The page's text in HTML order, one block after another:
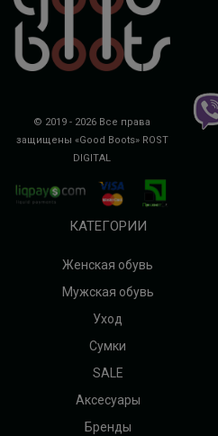
© 2019 - 2026 Все права
защищены «Good Boots» ROST
DIGITAL
КАТЕГОРИИ
Женская обувь
Мужская обувь
Уход
Сумки
SALE
Аксесуары
Бренды